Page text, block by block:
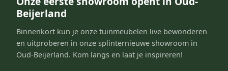
Beijerland
Binnenkort kun je onze tuinmeubelen live bewonderen
en uitproberen in onze splinternieuwe showroom in
Oud-Beijerland. Kom langs en laat je inspireren!